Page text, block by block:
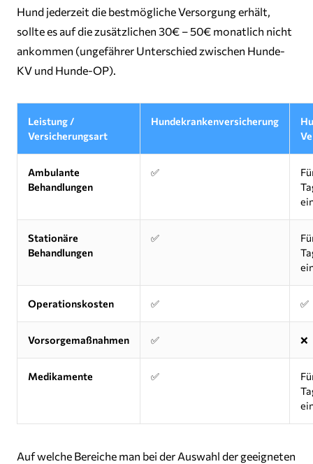
Hund jederzeit die bestmögliche Versorgung erhält,
sollte es auf die zusätzlichen 30€ – 50€ monatlich nicht
ankommen (ungefährer Unterschied zwischen Hunde-
KV und Hunde-OP).
Leistung /
Versicherungsart
Hundekrankenversicherung
Ambulante
Behandlungen
✅
Stationäre
Behandlungen
✅
Operationskosten ✅ ✅
Vorsorgemaßnahmen ✅ ❌
Medikamente ✅
Auf welche Bereiche man bei der Auswahl der geeigneten